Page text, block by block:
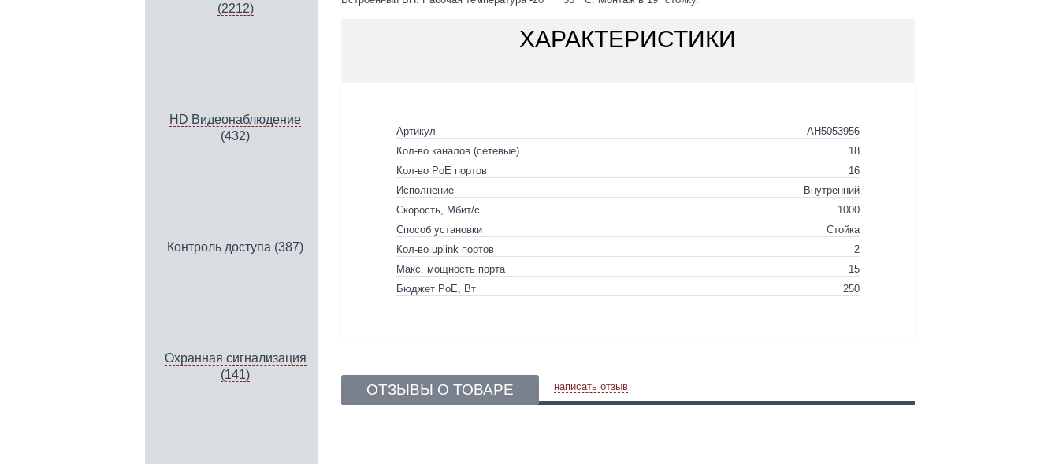
(2212)
HD Видеонаблюдение
(432)
Контроль доступа (387)
Охранная сигнализация
(141)
ХАРАКТЕРИСТИКИ
Артикул
АН5053956
Кол-во каналов (сетевые)
18
Кол-во PoE портов
16
Исполнение
Внутренний
Скорость, Мбит/с
1000
Способ установки
Стойка
Кол-во uplink портов
2
Макс. мощность порта
15
Бюджет PoE, Вт
250
ОТЗЫВЫ О ТОВАРЕ написать отзыв